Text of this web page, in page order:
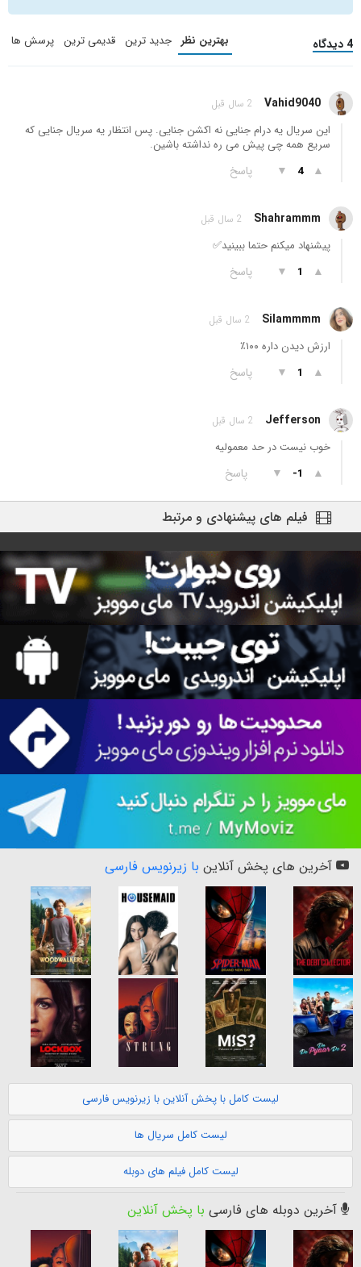
4 دیدگاه بهترین نظر جدید ترین قدیمی ترین پرسش ها
Vahid9040 2 سال قبل
این سریال یه درام جنایی نه اکشن جنایی. پس انتظار یه سریال جنایی که
سریع همه چی پیش می ره نداشته باشین.
▲
4
▼ پاسخ
Shahrammm 2 سال قبل
پیشنهاد میکنم حتما ببینید✅
▲
1
▼ پاسخ
Silammmm 2 سال قبل
ارزش دیدن داره ۱۰۰٪
▲
1
▼ پاسخ
Jefferson 2 سال قبل
خوب نیست در حد معمولیه
▲
-1
▼ پاسخ
فیلم های پیشنهادی و مرتبط
آخرین های پخش آنلاین با زیرنویس فارسی
لیست کامل با پخش آنلاین با زیرنویس فارسی
لیست کامل سریال ها
لیست کامل فیلم های دوبله
آخرین دوبله های فارسی با پخش آنلاین